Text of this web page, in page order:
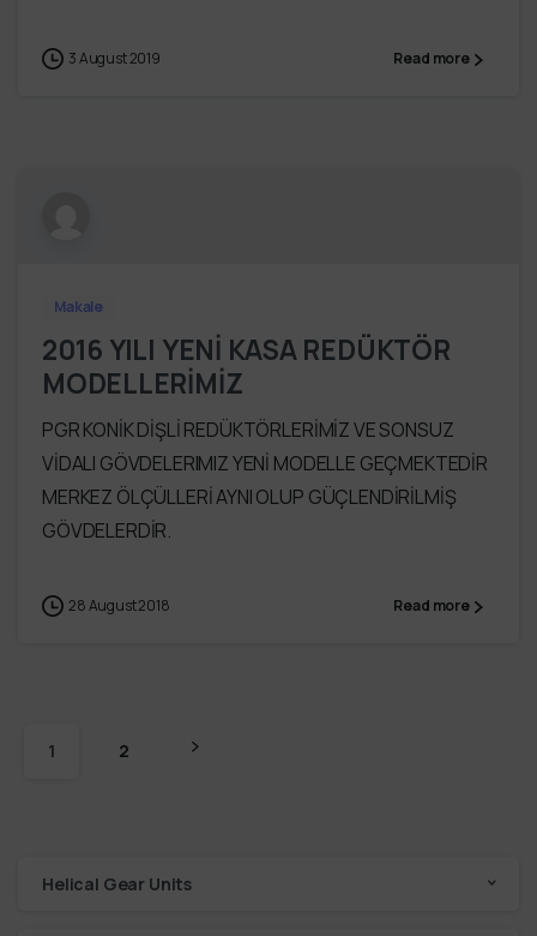
3 August 2019 Read more
Makale
2016 YILI YENİ KASA REDÜKTÖR
MODELLERİMİZ
PGR KONİK DİŞLİ REDÜKTÖRLERİMİZ VE SONSUZ
VİDALI GÖVDELERIMIZ YENİ MODELLE GEÇMEKTEDİR
MERKEZ ÖLÇÜLLERİ AYNI OLUP GÜÇLENDİRİLMİŞ
GÖVDELERDİR.
28 August 2018 Read more
1 2
Helical Gear Units